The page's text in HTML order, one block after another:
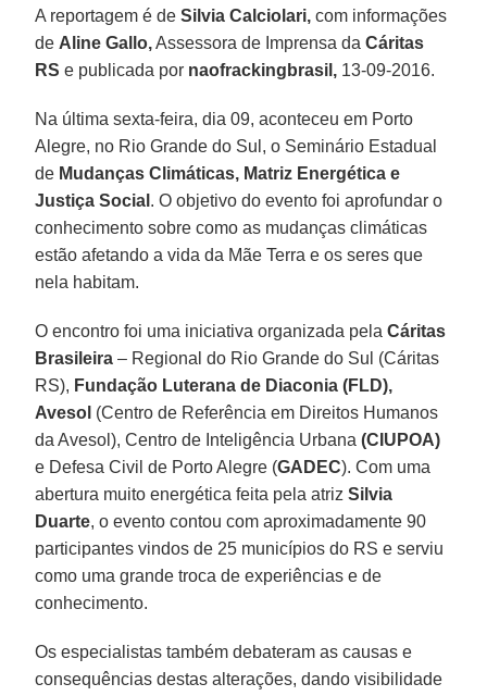
A reportagem é deSilvia Calciolari, com informações
de Aline Gallo,Assessora de Imprensa daCáritas
RS e publicada por naofrackingbrasil, 13-09-2016.
Na última sexta-feira, dia 09, aconteceu em Porto
Alegre, no Rio Grande do Sul, o Seminário Estadual
de Mudanças Climáticas, Matriz Energética e
Justiça Social . O objetivo do evento foi aprofundar o
conhecimento sobre como as mudanças climáticas
estão afetando a vida da Mãe Terra e os seres que
nela habitam.
O encontro foi uma iniciativa organizada pelaCáritas
Brasileira – Regional do Rio Grande do Sul (Cáritas
RS), Fundação Luterana de Diaconia (FLD),
Avesol (Centro de Referência em Direitos Humanos
da Avesol), Centro de Inteligência Urbana(CIUPOA)
e Defesa Civil de Porto Alegre (GADEC). Com uma
abertura muito energética feita pela atrizSilvia
Duarte, o evento contou com aproximadamente 90
participantes vindos de 25 municípios do RS e serviu
como uma grande troca de experiências e de
conhecimento.
Os especialistas também debateram as causas e
consequências destas alterações, dando visibilidade